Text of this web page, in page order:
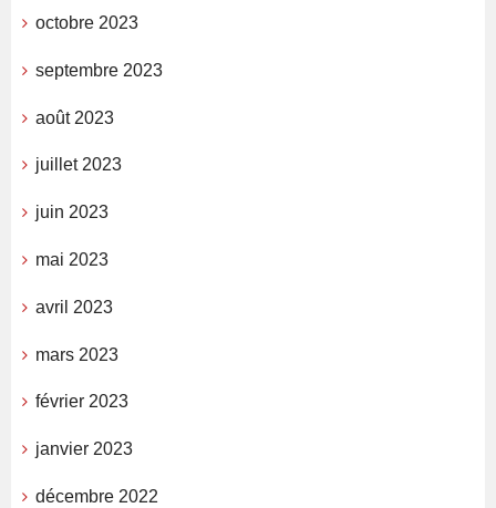
octobre 2023
septembre 2023
août 2023
juillet 2023
juin 2023
mai 2023
avril 2023
mars 2023
février 2023
janvier 2023
décembre 2022